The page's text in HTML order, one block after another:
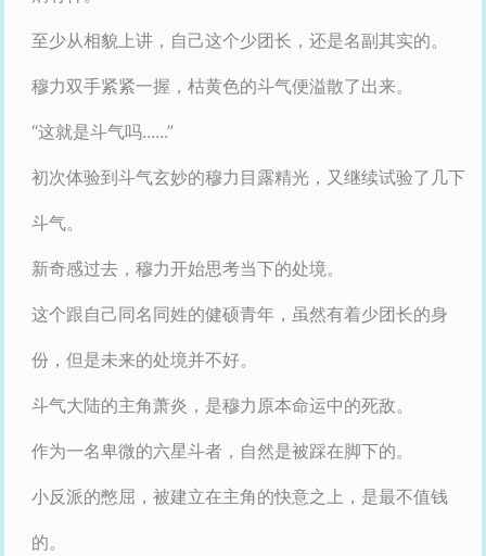
至少从相貌上讲，自己这个少团长，还是名副其实的。
穆力双手紧紧一握，枯黄色的斗气便溢散了出来。
“这就是斗气吗......”
初次体验到斗气玄妙的穆力目露精光，又继续试验了几下
斗气。
新奇感过去，穆力开始思考当下的处境。
这个跟自己同名同姓的健硕青年，虽然有着少团长的身
份，但是未来的处境并不好。
斗气大陆的主角萧炎，是穆力原本命运中的死敌。
作为一名卑微的六星斗者，自然是被踩在脚下的。
小反派的憋屈，被建立在主角的快意之上，是最不值钱
的。